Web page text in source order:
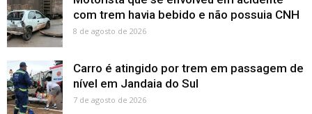
com trem havia bebido e não possuia CNH
8 de agosto de 2026
Carro é atingido por trem em passagem de
nível em Jandaia do Sul
7 de agosto de 2026